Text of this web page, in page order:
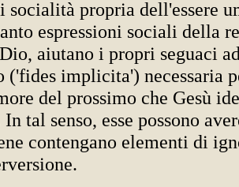
socialità propria dell'essere
espressioni sociali della
aiutano i propri seguaci
('fides implicita') necessaria
del prossimo che Gesù
tal senso, esse possono
contengano elementi di